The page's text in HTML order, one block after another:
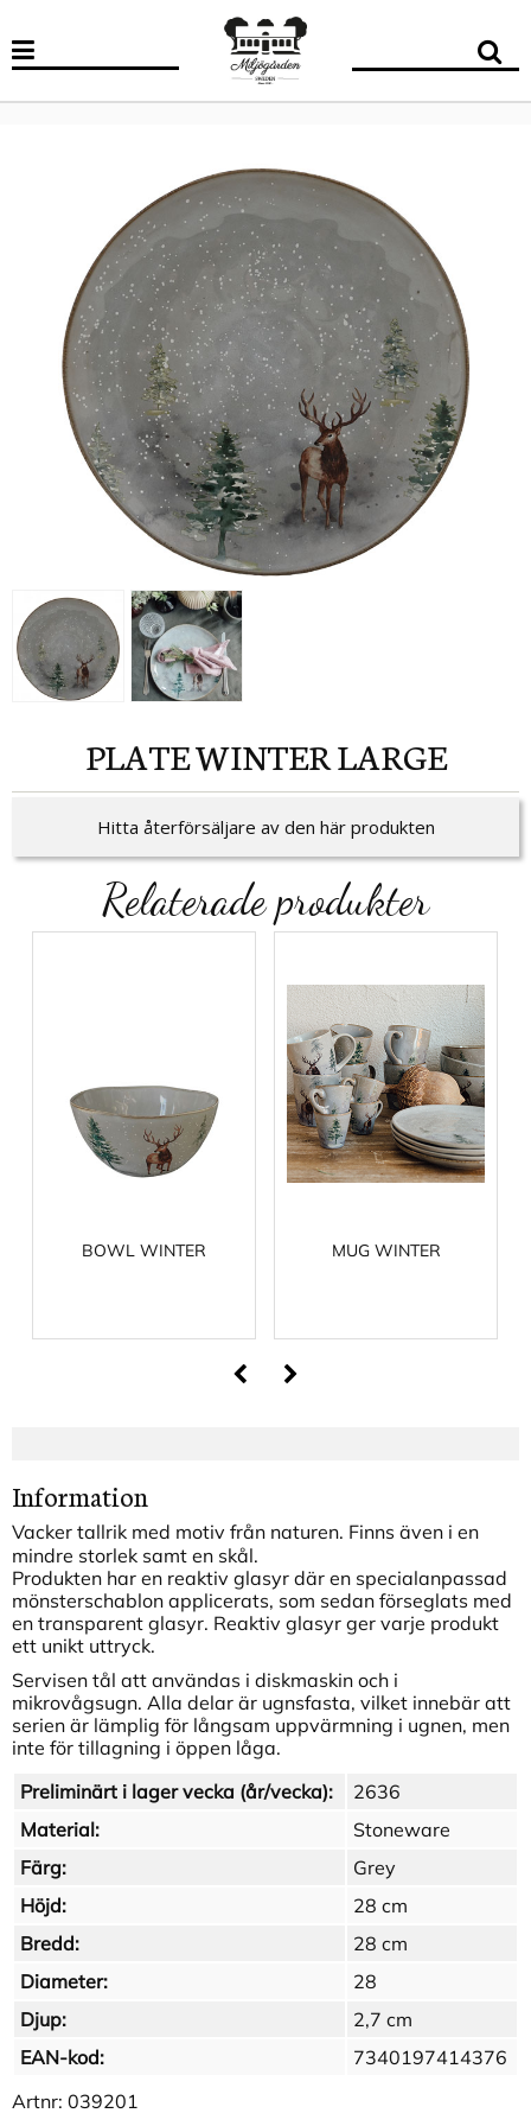
PLATE WINTER LARGE
Hitta återförsäljare av den här produkten
Relaterade produkter
BOWL WINTER MUG WINTER
Information
Vacker tallrik med motiv från naturen. Finns även i en
mindre storlek samt en skål.
Produkten har en reaktiv glasyr där en specialanpassad
mönsterschablon applicerats, som sedan förseglats med
en transparent glasyr. Reaktiv glasyr ger varje produkt
ett unikt uttryck.
Servisen tål att användas i diskmaskin och i
mikrovågsugn. Alla delar är ugnsfasta, vilket innebär att
serien är lämplig för långsam uppvärmning i ugnen, men
inte för tillagning i öppen låga.
Preliminärt i lager vecka (år/vecka):
2636
Material:
Stoneware
Färg:
Grey
Höjd:
28 cm
Bredd:
28 cm
Diameter:
28
Djup:
2,7 cm
EAN-kod:
7340197414376
Artnr: 039201